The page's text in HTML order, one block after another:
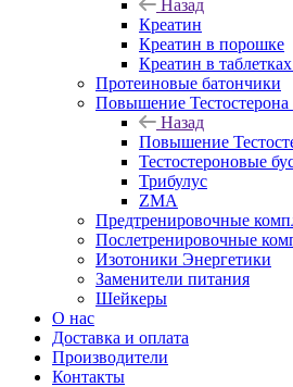
Назад
Креатин
Креатин в порошке
Креатин в
Протеиновые батончики
Повышение Тестостерона
Назад
Повышение
Тестостероновые
Трибулус
ZMA
Предтренировочные
Послетренировочные
Изотоники Энергетики
Заменители питания
Шейкеры
О нас
Доставка и оплата
Производители
Контакты